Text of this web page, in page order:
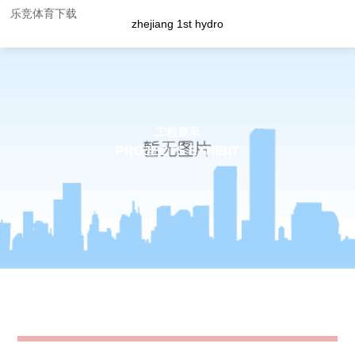
乐竞体育下载
zhejiang 1st hydro
PROJECTS EXHIBIT